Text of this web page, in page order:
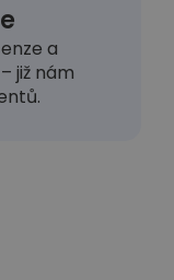
a
již nám